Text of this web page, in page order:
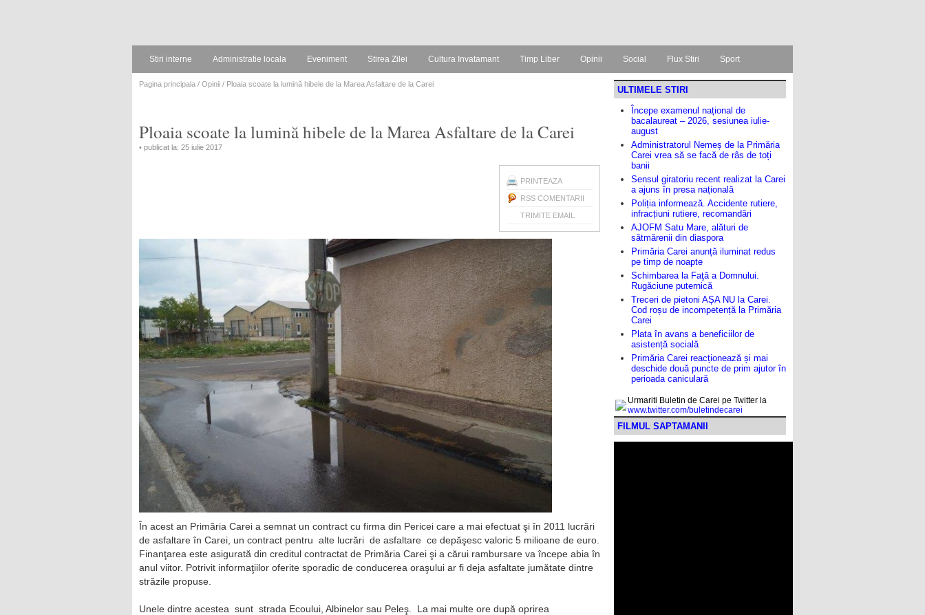
Stiri interne Administratie locala Eveniment Stirea Zilei Cultura Invatamant Timp Liber Opinii Social Flux Stiri Sport
Pagina principala / Opinii / Ploaia scoate la lumină hibele de la Marea Asfaltare de la Carei
Ploaia scoate la lumină hibele de la Marea Asfaltare de la Carei
• publicat la: 25 iulie 2017
PRINTEAZA
RSS COMENTARII
TRIMITE EMAIL
În acest an Primăria Carei a semnat un contract cu firma din Pericei care a mai efectuat şi în 2011 lucrări
de asfaltare în Carei, un contract pentru alte lucrări de asfaltare ce depăşesc valoric 5 milioane de euro.
Finanţarea este asigurată din creditul contractat de Primăria Carei şi a cărui rambursare va începe abia în
anul viitor. Potrivit informaţiilor oferite sporadic de conducerea oraşului ar fi deja asfaltate jumătate dintre
străzile propuse.
Unele dintre acestea sunt strada Ecoului, Albinelor sau Peleş. La mai multe ore după oprirea
ULTIMELE STIRI
Începe examenul național de
bacalaureat – 2026, sesiunea iulie-
august
Administratorul Nemeș de la Primăria
Carei vrea să se facă de râs de toți
banii
Sensul giratoriu recent realizat la Carei
a ajuns în presa națională
Poliția informează. Accidente rutiere,
infracțiuni rutiere, recomandări
AJOFM Satu Mare, alături de
sătmărenii din diaspora
Primăria Carei anunță iluminat redus
pe timp de noapte
Schimbarea la Faţă a Domnului.
Rugăciune puternică
Treceri de pietoni AȘA NU la Carei.
Cod roșu de incompetență la Primăria
Carei
Plata în avans a beneficiilor de
asistență socială
Primăria Carei reacționează și mai
deschide două puncte de prim ajutor în
perioada caniculară
Urmariti Buletin de Carei pe Twitter la
www.twitter.com/buletindecarei
FILMUL SAPTAMANII